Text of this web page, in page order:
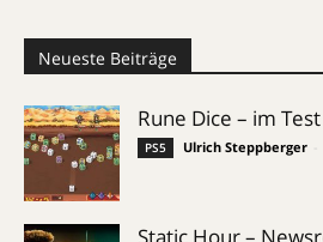
Neueste Beiträge
Rune Dice – im Test
PS5 Ulrich Steppberger